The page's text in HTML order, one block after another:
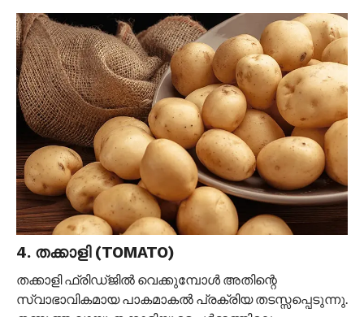
4. തക്കാളി (TOMATO)
തക്കാളി ഫ്രിഡ്ജിൽ വെക്കുമ്പോൾ അതിന്റെ
സ്വാഭാവികമായ പാകമാകൽ പ്രക്രിയ തടസ്സപ്പെടുന്നു.